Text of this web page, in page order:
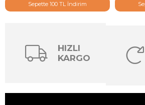
Sepette 100 TL İndirim
HIZLI
KARGO